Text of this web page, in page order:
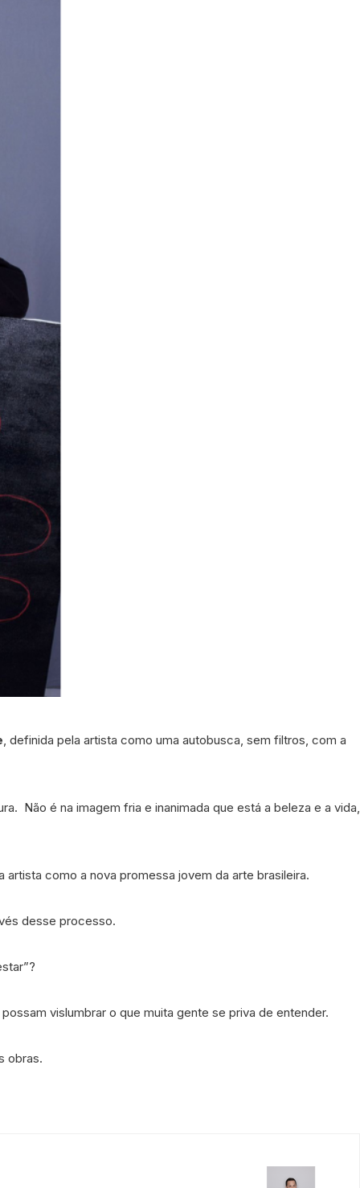
, definida pela artista como uma autobusca, sem filtros, com a
Não é na imagem fria e inanimada que está a beleza e a vida,
como a nova promessa jovem da arte brasileira.
desse processo.
vislumbrar o que muita gente se priva de entender.
obras.